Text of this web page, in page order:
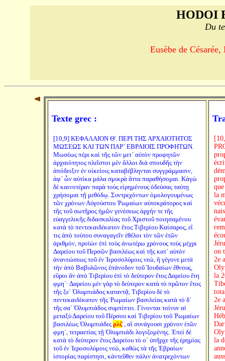
HODOI
Du
Eusèbe de
Texte grec :
[10,9] ΚΕΦΑΛΑΙΟΝ Θ'. ΠΕΡΙ ΤΗΣ ΑΡΧΑΙΟΤΗΤΟΣ
ΜΩΣΕΩΣ ΚΑΙ ΤΩΝ ΠΑΡ´ ΕΒΡΑΙΟΙΣ ΠΡΟΦΗΤΩΝ.
Μωσέως πέρι καὶ τῆς τῶν μετ´ αὐτὸν προφητῶν
ἀρχαιότητος πλεῖστοι μὲν ἄλλοι διὰ σπουδῆς τὴν
ἀπόδειξιν ἐν οἰκείοις καταβέβληνται συγγράμμασιν,
ἀφ´ ὧν αὐτίκα μάλα σμικρὰ ἄττα παραθήσομαι. Κἀγὼ
δὲ καινοτέραν παρὰ τοὺς εἰρημένους ὁδεύσας ταύτῃ
χρήσομαι τῇ μεθόδῳ. Συντρεχόντων ὁμολογουμένως
τῶν χρόνων Αὐγούστου Ῥωμαίων αὐτοκράτορος καὶ
τῆς τοῦ σωτῆρος ἡμῶν γενέσεως ἀρχήν τε τῆς
εὐαγγελικῆς διδασκαλίας τοῦ Χριστοῦ ποιησαμένου
κατὰ τὸ πεντεκαιδέκατον ἔτος Τιβερίου Καίσαρος, εἴ
τις ἀπὸ τούτου συναγαγεῖν ἐθέλοι τὸν τῶν ἐτῶν
ἀριθμόν, προϊὼν ἐπὶ τοὺς ἀνωτέρω χρόνους τοὺς μέχρι
Δαρείου τοῦ Περσῶν βασιλέως καὶ τῆς κατ´ αὐτὸν
ἀνανεώσεως τοῦ ἐν Ἱεροσολύμοις νεώ, ἣ γέγονε μετὰ
τὴν ἀπὸ Βαβυλῶνος ἐπάνοδον τοῦ Ἰουδαίων ἔθνους,
εὕροι ἂν ἀπὸ Τιβερίου ἐπὶ τὸ δεύτερον ἔτος Δαρείου ἔτη
φμηʹ· Δαρείου μὲν γὰρ τὸ δεύτερον κατὰ τὸ πρῶτον ἔτος
τῆς ξεʹ Ὀλυμπιάδος καταντᾷ, Τιβερίου δὲ τὸ
πεντεκαιδέκατον τῆς Ῥωμαίων βασιλείας κατὰ τὸ δʹ
τῆς σαʹ Ὀλυμπιάδος συμπίπτει. Γίνονται τοίνυν αἱ
μεταξὺ Δαρείου τοῦ Πέρσου καὶ Τιβερίου τοῦ Ῥωμαίων
βασιλέως Ὀλυμπιάδες ρλζʹ, αἳ συνάγουσι χρόνον ἐτῶν
φμηʹ, τετραετίας τῇ Ὀλυμπιάδι λογιζομένης. Ἐπεὶ δὲ
κατὰ τὸ δεύτερον ἔτος Δαρείου τὸ οʹ ὑπῆρχε τῆς ἐρημίας
τοῦ ἐν Ἱεροσολύμοις νεώ, καθὼς τὰ τῆς Ἑβραίων
ἱστορίας παρίστησι, κἀντεῦθεν πάλιν ἀνατρεχόντων
[10,9] CHAPITRE IX. DE L'ANCIENNETÉ DE MOÏSE ET DES PROPHÈTES CHEZ LES HEBREUX. L'antiquité de Moïse et des prophètes, venus après lui, a déjà occupé un grand nombre d'autres écrivains qui, dans des écrits spéciaux sur ce sujet, ont basé la démonstration de cette vérité sur des preuves recueillies avec soin : je me propose d'en citer bientôt de courts extraits; mais, comme la chronologie que j'ai adoptée diffère tout à fait de la leur, je